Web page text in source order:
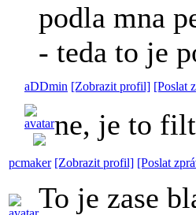
podla mna
- teda to je
aDDmin [Zobrazit profil] [Poslat
ne, je to
pcmaker [Zobrazit profil] [Poslat
To je zase